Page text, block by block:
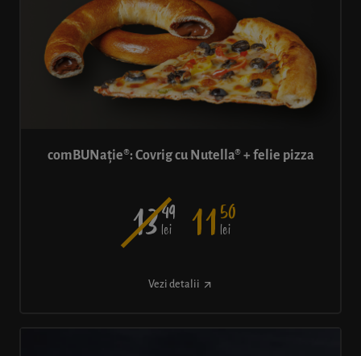
comBUNație®: Covrig cu Nutella® + felie pizza
1349
lei 1150
lei
Vezi detalii